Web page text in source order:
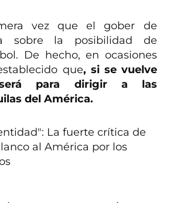
vez que el gober de
sobre la posibilidad de
De hecho, en ocasiones
que, si se vuelve
será para dirigir a las
del América.